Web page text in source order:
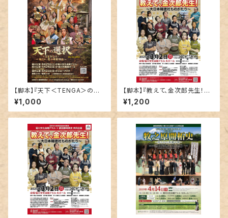
【脚本】『天下＜TENGA＞の選
択～秀吉⇔一豊⇔家康物語～』
¥1,000
【脚本】『教えて、金次郎先生！～
大日本報徳社ものがたり～』
¥1,200